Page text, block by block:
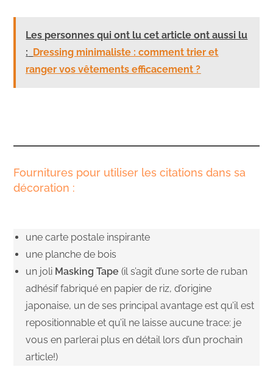
Les personnes qui ont lu cet article ont aussi lu
: Dressing minimaliste : comment trier et
ranger vos vêtements efficacement ?
Fournitures pour utiliser les citations dans sa
décoration :
une carte postale inspirante
une planche de bois
un joli Masking Tape(il s’agit d’une sorte de ruban
adhésif fabriqué en papier de riz, d’origine
japonaise, un de ses principal avantage est qu’il est
repositionnable et qu’il ne laisse aucune trace: je
vous en parlerai plus en détail lors d’un prochain
article!)